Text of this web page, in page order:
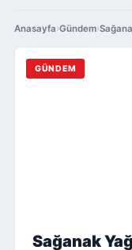
Anasayfa›Gündem›
GÜNDEM
Sağanak